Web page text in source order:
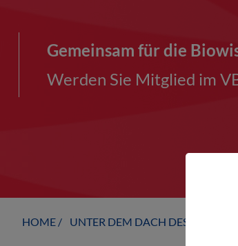
Gemeinsam für die
Werden Sie Mitglied im
HOME UNTER DEM DACH DES VBIO